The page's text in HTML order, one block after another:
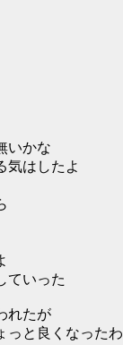
いかな
気はしたよ
ていった
れたが
っと良くなったわ